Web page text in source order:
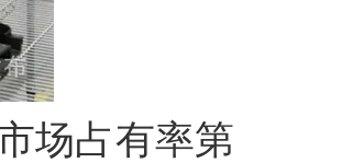
场占有率第